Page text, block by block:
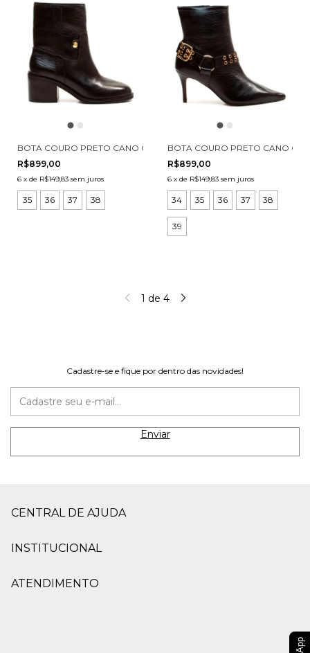
BOTA COURO PRETO CANO CURTO CECCONELLO 2971002-2
R$899,00
6 x de R$149,83 sem juros
35 36 37 38
BOTA COURO PRETO CANO
R$899,00
6 x de R$149,83 sem juros
34 35 36 37 38
39
1 de 4
Cadastre-se e fique por dentro das novidades!
CENTRAL DE AJUDA
INSTITUCIONAL
ATENDIMENTO